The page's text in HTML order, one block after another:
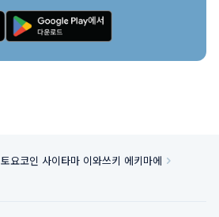
토요코인 사이타마 이와쓰키 에키마에